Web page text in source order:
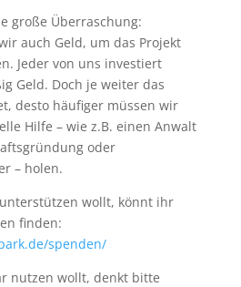
große Überraschung:
auch Geld, um das Projekt
Jeder von uns investiert
Geld. Doch je weiter das
desto häufiger müssen wir
Hilfe – wie z.B. einen Anwalt
oder
– holen.
wollt, könnt ihr
finden:
spenden/
nutzen wollt, denkt bitte